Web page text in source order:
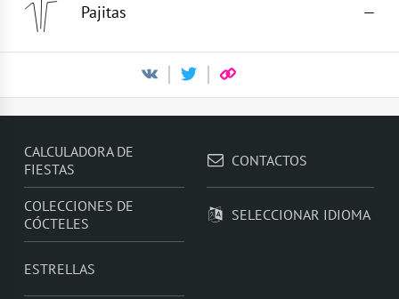
Pajitas —
CALCULADORA DE
FIESTAS
COLECCIONES DE
CÓCTELES
ESTRELLAS
CONTACTOS
SELECCIONAR IDIOMA